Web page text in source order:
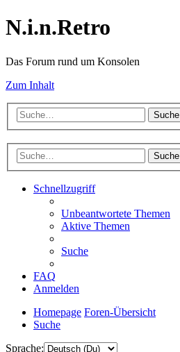
N.i.n.Retro
Das Forum rund um Konsolen
Zum Inhalt
Suche
Suche
Schnellzugriff
Unbeantwortete Themen
Aktive Themen
Suche
FAQ
Anmelden
Homepage Foren-Übersicht
Suche
Sprache: